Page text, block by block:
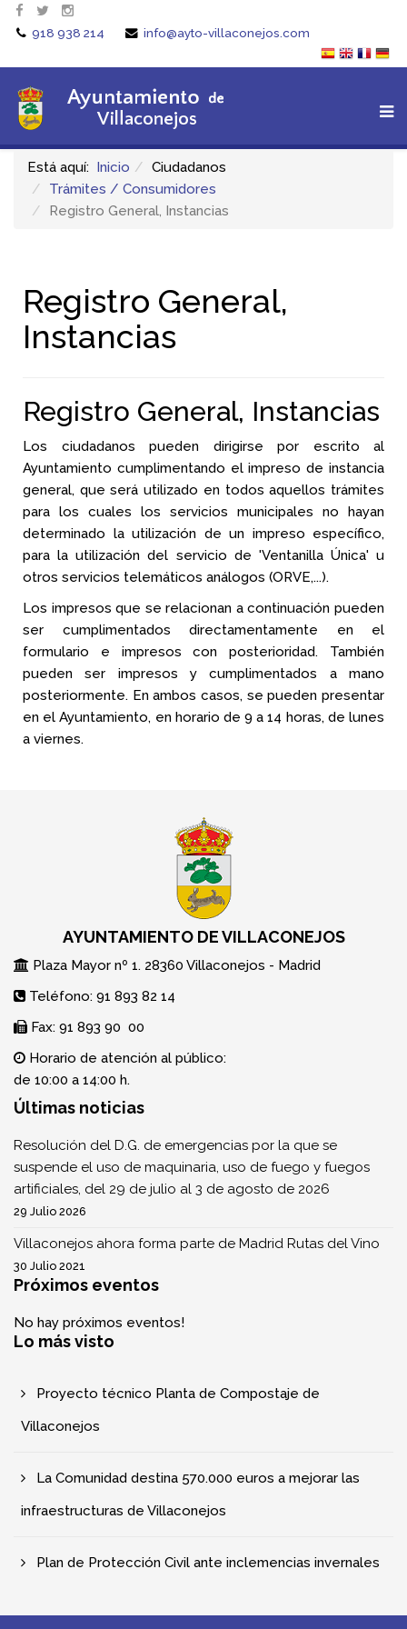
918 938 214 info@ayto-villaconejos.com
Está aquí: Inicio
Ciudadanos
Trámites / Consumidores
Registro General, Instancias
Registro General,
Instancias
Registro General, Instancias
Los ciudadanos pueden dirigirse por escrito al
Ayuntamiento cumplimentando el impreso de instancia
general, que será utilizado en todos aquellos trámites
para los cuales los servicios municipales no hayan
determinado la utilización de un impreso específico,
para la utilización del servicio de 'Ventanilla Única' u
otros servicios telemáticos análogos (ORVE,...).
Los impresos que se relacionan a continuación pueden
ser cumplimentados directamentamente en el
formulario e impresos con posterioridad. También
pueden ser impresos y cumplimentados a mano
posteriormente. En ambos casos, se pueden presentar
en el Ayuntamiento, en horario de 9 a 14 horas, de lunes
a viernes.
AYUNTAMIENTO DE VILLACONEJOS
Plaza Mayor nº 1. 28360 Villaconejos - Madrid
Teléfono: 91 893 82 14
Fax: 91 893 90 00
Horario de atención al público:
de 10:00 a 14:00 h.
Últimas noticias
Resolución del D.G. de emergencias por la que se
suspende el uso de maquinaria, uso de fuego y fuegos
artificiales, del 29 de julio al 3 de agosto de 2026
29 Julio 2026
Villaconejos ahora forma parte de Madrid Rutas del Vino
30 Julio 2021
Próximos eventos
No hay próximos eventos!
Lo más visto
Proyecto técnico Planta de Compostaje de
Villaconejos
La Comunidad destina 570.000 euros a mejorar las
infraestructuras de Villaconejos
Plan de Protección Civil ante inclemencias invernales